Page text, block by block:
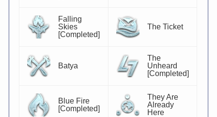
Falling
Skies
[Completed]
The Ticket
Batya
The
Unheard
[Completed]
Blue Fire
[Completed]
They Are
Already
Here